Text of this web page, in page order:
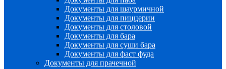
Документы для шаурмичной
Документы для пиццерии
Документы для столовой
Документы для бара
Документы для суши бара
Документы для фаст фуда
Документы для прачечной